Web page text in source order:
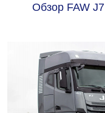
Обзор FAW J7